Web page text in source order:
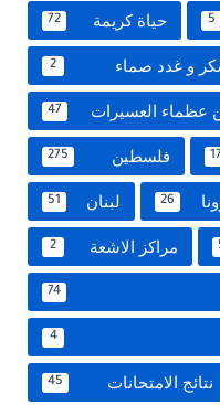
5 حياة كريمة 72
و غدد صماء 2
العسيرات 47
17 فلسطين 275
26 لبنان 51
مراكز الاشعة 2
74
4
نتائج الامتحانات 45